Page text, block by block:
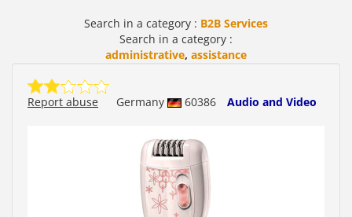
Search in a category : B2B Services
Search in a category :
administrative, assistance
Germany 60386 Audio and Video
Report abuse